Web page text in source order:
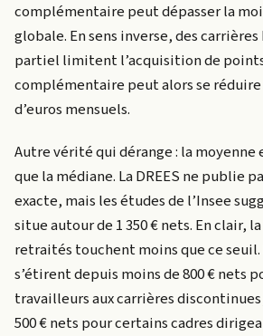
complémentaire peut dépasser la
globale. En sens inverse, des
partiel limitent l’acquisition de
complémentaire peut alors se réduire
d’euros mensuels.
Autre vérité qui dérange : la
que la médiane. La DREES ne publie
exacte, mais les études de l’Insee
situe autour de 1 350 € nets. En clair,
retraités touchent moins que ce seuil.
s’étirent depuis moins de 800 € nets
travailleurs aux carrières discontinues
500 € nets pour certains cadres